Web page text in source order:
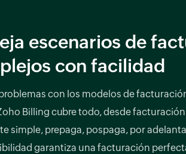
escenarios de
con facilidad
con los modelos de
Billing cubre todo, desde
simple, prepaga, pospaga, por
garantiza una facturación